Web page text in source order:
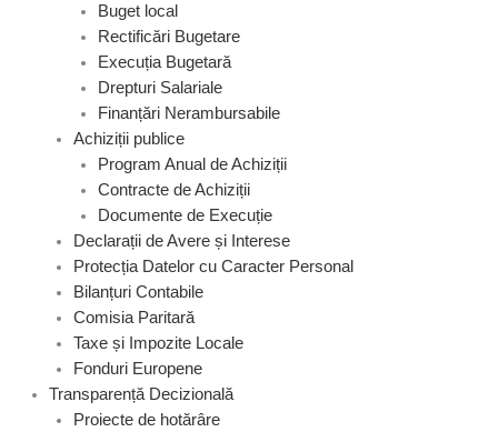
Buget local
Rectificări Bugetare
Execuția Bugetară
Drepturi Salariale
Finanțări Nerambursabile
Achiziții publice
Program Anual de Achiziții
Contracte de Achiziții
Documente de Execuție
Declarații de Avere și Interese
Protecția Datelor cu Caracter Personal
Bilanțuri Contabile
Comisia Paritară
Taxe și Impozite Locale
Fonduri Europene
Transparență Decizională
Proiecte de hotărâre